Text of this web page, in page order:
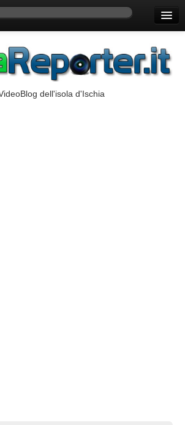
D’Ambra
dell'isola d'Ischia